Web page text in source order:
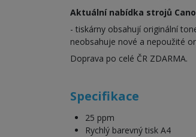
Aktuální nabídka strojů
- tiskárny obsahují originální
neobsahuje nové a nepoužité
Doprava po celé ČR ZDARMA.
Specifikace
25 ppm
Rychlý barevný tisk A4